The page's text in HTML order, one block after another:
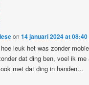
on14 januari 2024 at 08:40
leuk het was zonder
dat ding ben, voel ik me
met dat ding in handen…